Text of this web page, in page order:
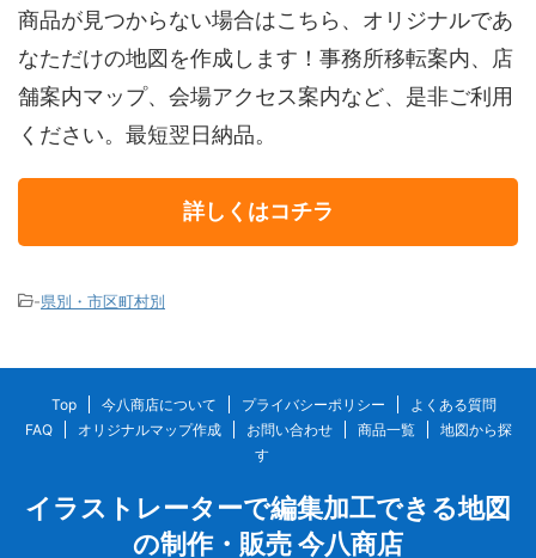
商品が見つからない場合はこちら、オリジナルであ
なただけの地図を作成します！事務所移転案内、店
舗案内マップ、会場アクセス案内など、是非ご利用
ください。最短翌日納品。
詳しくはコチラ
-県別・市区町村別
Top 今八商店について プライバシーポリシー
よくある質問
FAQ
オリジナルマップ作成 お問い合わせ 商品一覧
地図から探
す
イラストレーターで編集加工できる地図
の制作・販売 今八商店